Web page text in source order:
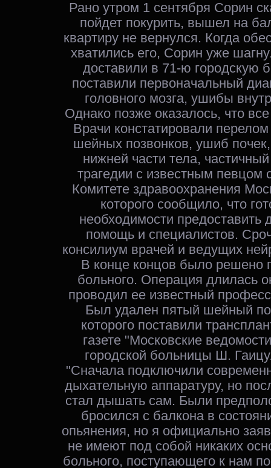
Рано утром 1 сентября Сорин
пойдет покурить, вышел на
квартиру не вернулся. Когда
хватились его, Сорин уже
доставили в 71-ю городскую
поставили первоначальный
головного мозга, ушибы
Однако позже оказалось, что
Врачи констатировали перелом
шейных позвонков, ушиб
нижней части тела,
трагедии с известным певцом
Комитете здравоохранения
которого сообщило, что
необходимости предоставить
помощь и специалистов.
консилиум врачей и ведущих
В конце концов было решено
больного. Операция длилась
проводил ее известный
Был удален пятый шейный
которого поставили
газете "Московские
городской больницы Ш.
"Сначала подключили
дыхательную аппаратуру, но
стал дышать сам. Были
бросился с балкона в
опьянения, но я официально
не имеют под собой никаких
больного, поступающего к нам